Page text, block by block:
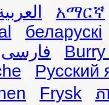
አማርኛ
беларускі
فارسی
Русский
Frysk
ភ